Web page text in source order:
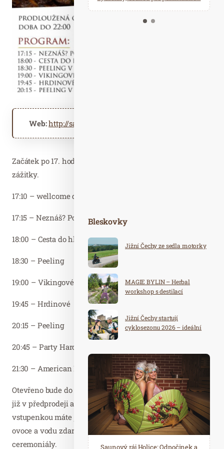
Kalendář událostí
Odebírejte náš newsletter
Web:http://saunovyraj.cz
Začátek po 17. hodině a zajímavý program zaručuje super
zážitky.
17:10 – wellcome drink na terase
17:15 – Neznáš? Poznáš!
18:00 – Cesta do hlubin
18:30 – Peeling
19:00 – Vikingové
19:45 – Hrdinové
20:15 – Peeling
20:45 – Party Hard
21:30 – American Dream
Otevřeno bude do 22:00. Vstupenky na saunovou noc jsou
již v předprodeji a jako vždy, jejich počet je omezen. Se
vstupenkou máte jistotu volné skříňky při příchodu,
ovoce a vodu zdarma a také přednostní vstupy na
ceremoniály.
Bleskovky
Jižní Čechy ze sedla motorky
MAGIE BYLIN – Herbal
workshop s destilací
Jižní Čechy startují
cyklosezonu 2026 – ideální
Saunový ráj Holice: Odpočinek a
Spa Hotel Děvín: Odpočiňte si od